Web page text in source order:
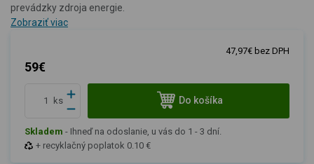
prevádzky zdroja energie.
Zobraziť viac
59€
47,97€ bez DPH
ks Do košíka
+ recyklačný poplatok 0.10 €
Skladem - Ihneď na odoslanie, u vás do 1 - 3 dní.